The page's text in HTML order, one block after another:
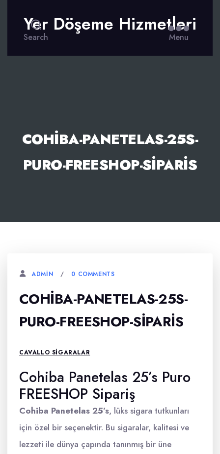
Search
Yer Döşeme Hizmetleri
Menu
COHIBA-PANETELAS-25S-
PURO-FREESHOP-SIPARIS
ADMIN 0 COMMENTS
COHIBA-PANETELAS-25S-
PURO-FREESHOP-SIPARIS
CAVALLO SIGARALAR
Cohiba Panetelas 25’s Puro
FREESHOP Sipariş
Cohiba Panetelas 25’s, lüks sigara tutkunları
için özel bir seçenektir. Bu sigaralar, kalitesi ve
lezzeti ile dünya çapında tanınmış bir üne